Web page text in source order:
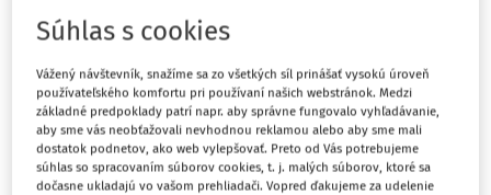
Vydané :16. 3. 2020
Tím odborníkov z Národného ústavu detských chorôb sa
rozhodol pripraviť presne cielenú kampaň pre detského
pacienta a aj pre rodičov k témekorona vírusu COVID-
19.
Súhlas s cookies
Vážený návštevník, snažíme sa zo všetkých síl prinášať vysokú úroveň
používateľského komfortu pri používaní našich webstránok. Medzi
základné predpoklady patrí napr. aby správne fungovalo vyhľadávanie,
aby sme vás neobťažovali nevhodnou reklamou alebo aby sme mali
dostatok podnetov, ako web vylepšovať. Preto od Vás potrebujeme
súhlas so spracovaním súborov cookies, t. j. malých súborov, ktoré sa
dočasne ukladajú vo vašom prehliadači. Vopred ďakujeme za udelenie